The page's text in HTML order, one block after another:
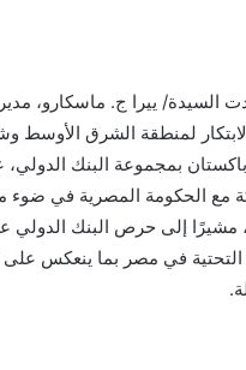
السيدة/ ييرا ج. ماسكارو،
لمنطقة الشرق الأوسط
بمجموعة البنك الدولي،
مع الحكومة المصرية في ضوء
إلى حرص البنك الدولي
التحتية في مصر بما ينعكس على